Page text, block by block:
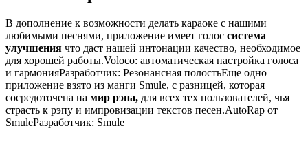
В дополнение к возможности делать караоке с нашими
любимыми песнями, приложение имеет голос система
улучшения что даст нашей интонации качество, необходимое
для хорошей работы.Voloco: автоматическая настройка голоса
и гармонияРазработчик: Резонансная полостьЕще одно
приложение взято из манги Smule, с разницей, которая
сосредоточена на мир рэпа, для всех тех пользователей, чья
страсть к рэпу и импровизации текстов песен.AutoRap от
SmuleРазработчик: Smule